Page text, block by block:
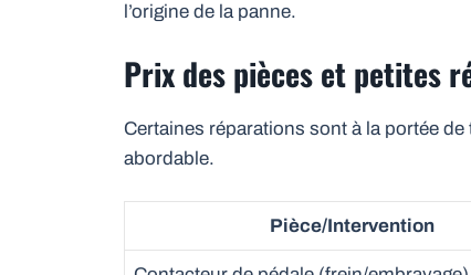
l’origine de la panne.
Prix des pièces et petites
Certaines réparations sont à la portée
abordable.
Pièce/Intervention